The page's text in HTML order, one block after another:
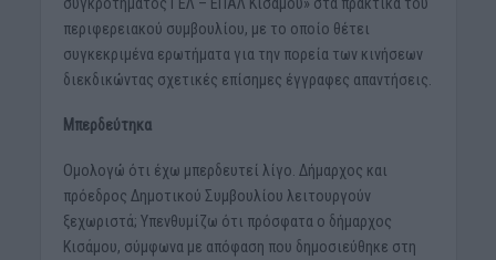
περιφερειακού συμβουλίου, με το οποίο θέτει
συγκεκριμένα ερωτήματα για την πορεία των κινήσεων
διεκδικώντας σχετικές επίσημες έγγραφες απαντήσεις.
Μπερδεύτηκα
Ομολογώ ότι έχω μπερδευτεί λίγο. Δήμαρχος και
πρόεδρος Δημοτικού Συμβουλίου λειτουργούν
ξεχωριστά; Υπενθυμίζω ότι πρόσφατα ο δήμαρχος
Κισάμου, σύμφωνα με απόφαση που δημοσιεύθηκε στη